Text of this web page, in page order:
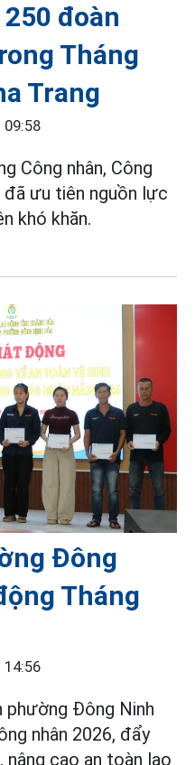
đoàn
Tháng
Trang
Công nhân, Công
ưu tiên nguồn lực
khó khăn.
Đông
Tháng
phường Đông Ninh
nhân 2026, đẩy
nâng cao an toàn lao